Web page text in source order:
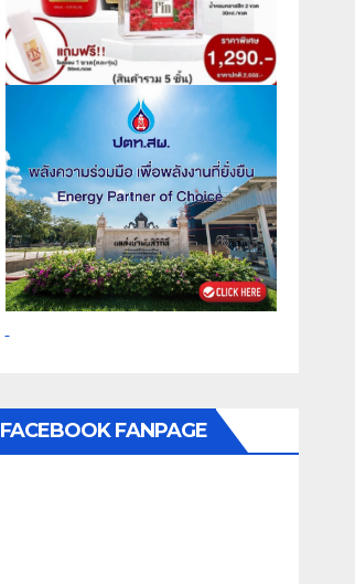
FACEBOOK FANPAGE